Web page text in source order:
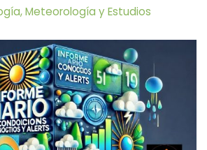
Meteorología y Estudios